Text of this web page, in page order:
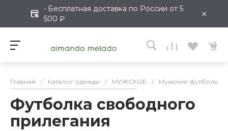
• Бесплатная доставка по России от 5
500 ₽
×
Главная / Каталог одежды / МУЖСКОЕ / Мужские футболки
Футболка свободного
прилегания